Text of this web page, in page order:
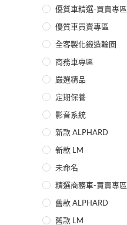
優質車精選-買賣專區
優質車買賣專區
全客製化鍛造輪圈
商務車專區
嚴選精品
定期保養
影音系統
新款 ALPHARD
新款 LM
未命名
精選商務車-買賣專區
舊款 ALPHARD
舊款 LM